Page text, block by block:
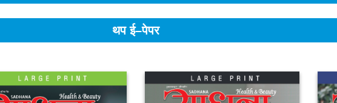
थप ई–पेपर